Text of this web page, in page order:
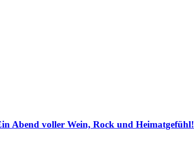
Abend voller Wein, Rock und Heimatgefühl!